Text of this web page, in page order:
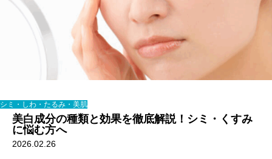
シミ・しわ・たるみ・美肌
美白成分の種類と効果を徹底解説！シミ・くすみ
に悩む方へ
2026.02.26